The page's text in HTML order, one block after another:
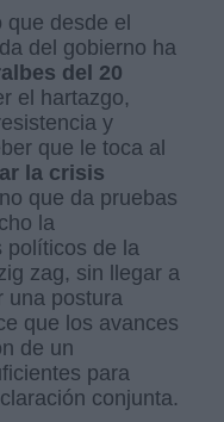
desde el
del gobierno ha
del 20
el hartazgo,
y
que le toca al
la crisis
que da pruebas
la
políticos de la
zag, sin llegar a
una postura
que los avances
de un
para
conjunta.